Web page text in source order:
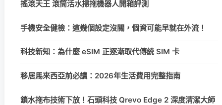
搖滾天王 滾筒活水掃拖機器人開箱評測
手機安全健檢：這幾個設定沒關，個資可能早就在外流！
科技新知：為什麼 eSIM 正逐漸取代傳統 SIM 卡
移居馬來西亞前必讀：2026年生活費用完整指南
鎖水拖布技術下放！石頭科技 Qrevo Edge 2 深度清潔大師